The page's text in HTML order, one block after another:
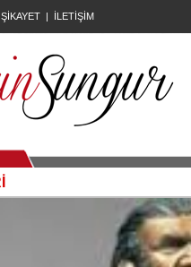
| İLETİŞİM